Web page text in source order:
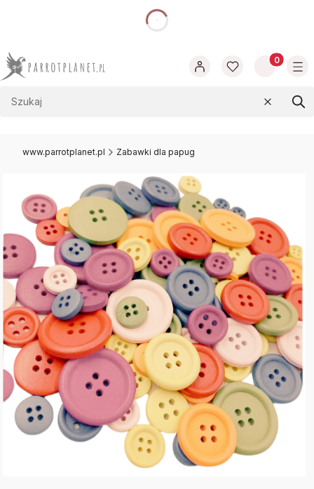
Produkty
Wyczyść
www.parrotplanet.pl Zabawki dla papug